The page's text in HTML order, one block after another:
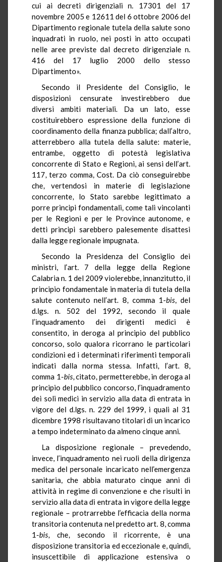
cui ai decreti dirigenziali n. 17301 del 17
novembre 2005 e 12611 del 6 ottobre 2006 del
Dipartimento regionale tutela della salute sono
inquadrati in ruolo, nei posti in atto occupati
nelle aree previste dal decreto dirigenziale n.
416 del 17 luglio 2000 dello stesso
Dipartimento».
Secondo il Presidente del Consiglio, le
disposizioni censurate investirebbero due
diversi ambiti materiali. Da un lato, esse
costituirebbero espressione della funzione di
coordinamento della finanza pubblica; dall’altro,
atterrebbero alla tutela della salute: materie,
entrambe, oggetto di potestà legislativa
concorrente di Stato e Regioni, ai sensi dell’art.
117, terzo comma, Cost. Da ciò conseguirebbe
che, vertendosi in materie di legislazione
concorrente, lo Stato sarebbe legittimato a
porre principi fondamentali, come tali vincolanti
per le Regioni e per le Province autonome, e
detti principi sarebbero palesemente disattesi
dalla legge regionale impugnata.
Secondo la Presidenza del Consiglio dei
ministri, l’art. 7 della legge della Regione
Calabria n. 1 del 2009 violerebbe, innanzitutto, il
principio fondamentale in materia di tutela della
salute contenuto nell’art. 8, comma 1-bis, del
d.lgs. n. 502 del 1992, secondo il quale
l’inquadramento dei dirigenti medici è
consentito, in deroga al principio del pubblico
concorso, solo qualora ricorrano le particolari
condizioni ed i determinati riferimenti temporali
indicati dalla norma stessa. Infatti, l’art. 8,
comma 1-bis, citato, permetterebbe, in deroga al
principio del pubblico concorso, l’inquadramento
dei soli medici in servizio alla data di entrata in
vigore del d.lgs. n. 229 del 1999, i quali al 31
dicembre 1998 risultavano titolari di un incarico
a tempo indeterminato da almeno cinque anni.
La disposizione regionale – prevedendo,
invece, l’inquadramento nei ruoli della dirigenza
medica del personale incaricato nell’emergenza
sanitaria, che abbia maturato cinque anni di
attività in regime di convenzione e che risulti in
servizio alla data di entrata in vigore della legge
regionale – protrarrebbe l’efficacia della norma
transitoria contenuta nel predetto art. 8, comma
1-bis, che, secondo il ricorrente, è una
disposizione transitoria ed eccezionale e, quindi,
insuscettibile di applicazione estensiva o